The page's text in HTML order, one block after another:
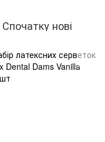
Спочатку нові